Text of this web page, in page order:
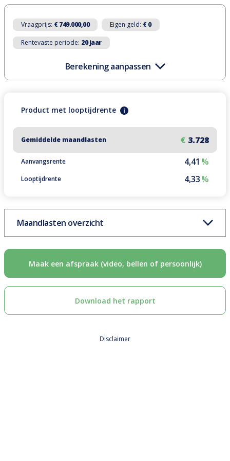
Vraagprijs: € 749.000,00 Eigen geld: € 0
Rentevaste periode: 20 jaar
Berekening aanpassen
Product met looptijdrente
€ 3.728
Gemiddelde maandlasten
4,41 %
Aanvangsrente
4,33%
Looptijdrente
Maandlasten overzicht
Download het rapport
Maak een afspraak (video, bellen of persoonlijk)
Disclaimer